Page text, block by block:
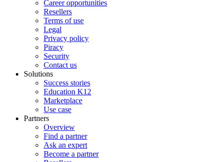
Career opportunities
Resellers
Terms of use
Legal
Privacy policy
Piracy
Security
Contact us
Solutions
Success stories
Education K12
Marketplace
Use case
Partners
Overview
Find a partner
Ask an expert
Become a partner